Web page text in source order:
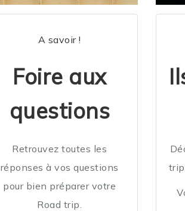
A savoir !
Foire aux
questions
Retrouvez toutes les
réponses à vos questions
pour bien préparer votre
Road trip.